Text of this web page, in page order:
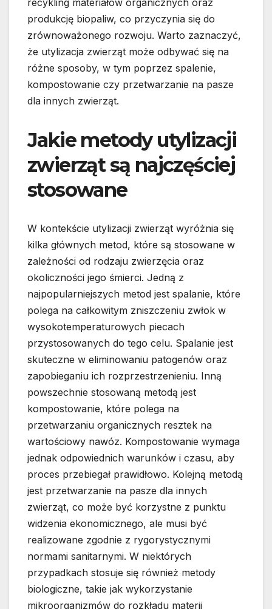
recykling materiałów organicznych oraz
produkcję biopaliw, co przyczynia się do
zrównoważonego rozwoju. Warto zaznaczyć,
że utylizacja zwierząt może odbywać się na
różne sposoby, w tym poprzez spalenie,
kompostowanie czy przetwarzanie na pasze
dla innych zwierząt.
Jakie metody utylizacji
zwierząt są najczęściej
stosowane
W kontekście utylizacji zwierząt wyróżnia się
kilka głównych metod, które są stosowane w
zależności od rodzaju zwierzęcia oraz
okoliczności jego śmierci. Jedną z
najpopularniejszych metod jest spalanie, które
polega na całkowitym zniszczeniu zwłok w
wysokotemperaturowych piecach
przystosowanych do tego celu. Spalanie jest
skuteczne w eliminowaniu patogenów oraz
zapobieganiu ich rozprzestrzenieniu. Inną
powszechnie stosowaną metodą jest
kompostowanie, które polega na
przetwarzaniu organicznych resztek na
wartościowy nawóz. Kompostowanie wymaga
jednak odpowiednich warunków i czasu, aby
proces przebiegał prawidłowo. Kolejną metodą
jest przetwarzanie na pasze dla innych
zwierząt, co może być korzystne z punktu
widzenia ekonomicznego, ale musi być
realizowane zgodnie z rygorystycznymi
normami sanitarnymi. W niektórych
przypadkach stosuje się również metody
biologiczne, takie jak wykorzystanie
mikroorganizmów do rozkładu materii